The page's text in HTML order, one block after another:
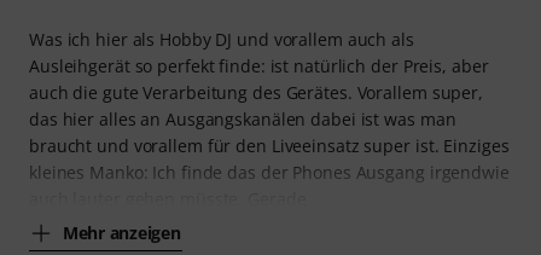
Was ich hier als Hobby DJ und vorallem auch als
Ausleihgerät so perfekt finde: ist natürlich der Preis, aber
auch die gute Verarbeitung des Gerätes. Vorallem super,
das hier alles an Ausgangskanälen dabei ist was man
braucht und vorallem für den Liveeinsatz super ist. Einziges
kleines Manko: Ich finde das der Phones Ausgang irgendwie
Mehr anzeigen